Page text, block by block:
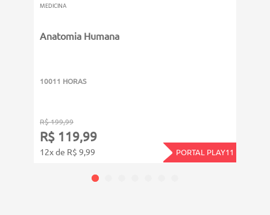
MEDICINA
Anatomia Humana
10011 HORAS
R$ 199,99
R$ 119,99
12x de R$ 9,99 PORTAL PLAY11